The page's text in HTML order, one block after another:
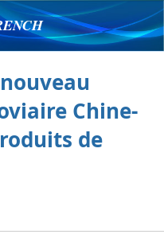
Chine-
de